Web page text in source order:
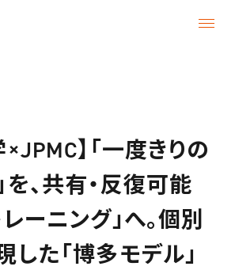
×JPMC】「一度きりの
、共有・反復可能
ーニング」へ。個別
た「博多モデル」